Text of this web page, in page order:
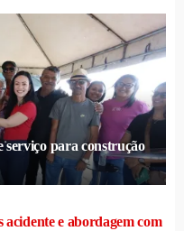
para construção
e abordagem com